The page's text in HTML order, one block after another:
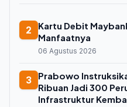
2
Kartu Debit
Manfaatnya
06 Agustus 2026
3
Prabowo
Ribuan Jadi 300
Infrastruktur